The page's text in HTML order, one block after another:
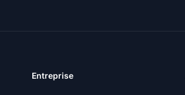
Entreprise